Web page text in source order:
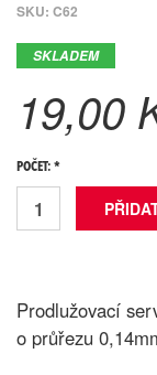
SKU: C62
SKLADEM
19,00
POČET: *
Prodlužovací
o průřezu